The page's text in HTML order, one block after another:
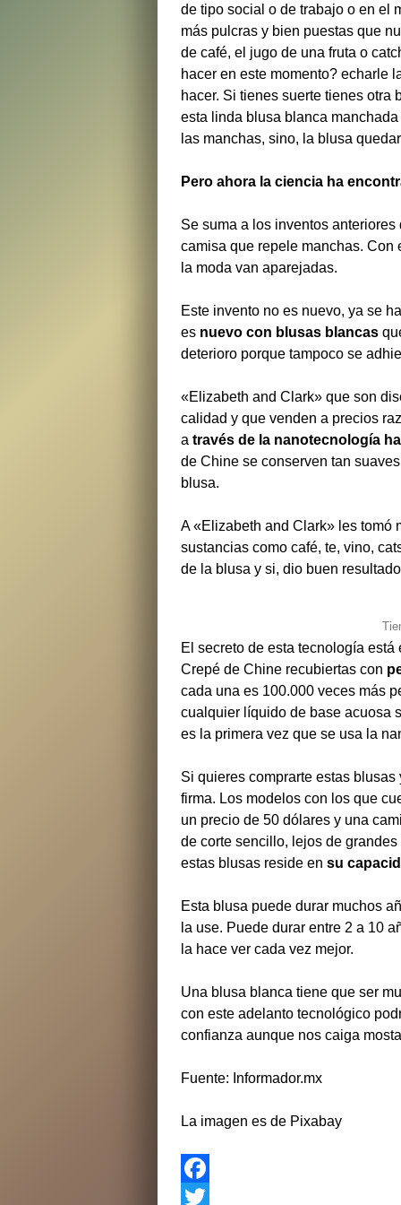
de tipo social o de trabajo o en el
más pulcras y bien puestas que
de café, el jugo de una fruta o
hacer en este momento? echarle
hacer. Si tienes suerte tienes otra
esta linda blusa blanca
las manchas, sino, la blusa
Pero ahora la ciencia ha
Se suma a los inventos
camisa que repele manchas. Con
la moda van aparejadas.
Este invento no es nuevo, ya se
es nuevo con blusas blancas
deterioro porque tampoco se
«Elizabeth and Clark» que son
calidad y que venden a precios
através de la nanotecnología
de Chine se conserven tan
blusa.
A «Elizabeth and Clark» les tomó
sustancias como café, te, vino,
de la blusa y si, dio buen
El secreto de esta tecnología
Crepé de Chine recubiertas con
cada una es 100.000 veces más
cualquier líquido de base acuosa
es la primera vez que se usa la
Si quieres comprarte estas
firma. Los modelos con los que
un precio de 50 dólares y una
de corte sencillo, lejos de
estas blusas reside ensu
Esta blusa puede durar muchos
la use. Puede durar entre 2 a 10
la hace ver cada vez mejor.
Una blusa blanca tiene que ser
con este adelanto tecnológico
confianza aunque nos caiga
Fuente: Informador.mx
La imagen es de Pixabay
F